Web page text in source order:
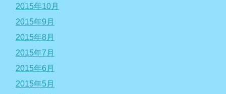
2015年10月
2015年9月
2015年8月
2015年7月
2015年6月
2015年5月